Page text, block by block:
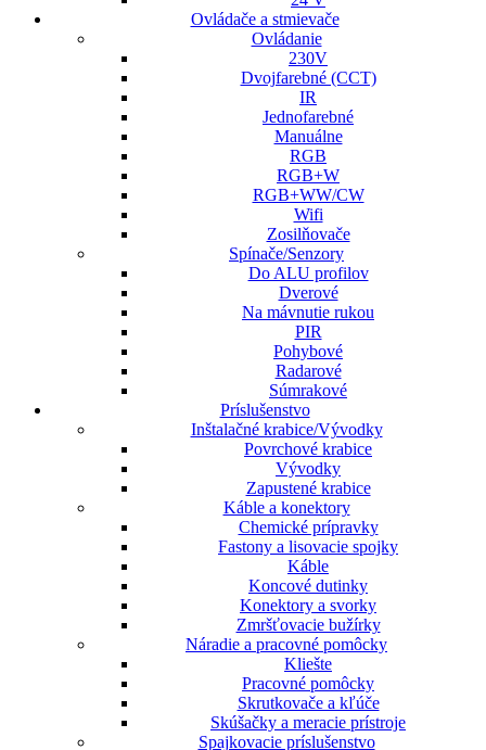
Ovládače a stmievače
Ovládanie
230V
Dvojfarebné (CCT)
IR
Jednofarebné
Manuálne
RGB
RGB+W
RGB+WW/CW
Wifi
Zosilňovače
Spínače/Senzory
Do ALU profilov
Dverové
Na mávnutie rukou
PIR
Pohybové
Radarové
Súmrakové
Príslušenstvo
Inštalačné krabice/Vývodky
Povrchové krabice
Vývodky
Zapustené krabice
Káble a konektory
Chemické prípravky
Fastony a lisovacie spojky
Káble
Koncové dutinky
Konektory a svorky
Zmršťovacie bužírky
Náradie a pracovné pomôcky
Kliešte
Pracovné pomôcky
Skrutkovače a kľúče
Skúšačky a meracie prístroje
Spajkovacie príslušenstvo